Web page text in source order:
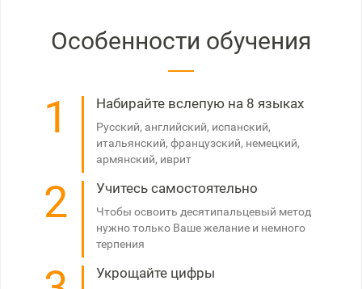
Особенности обучения
1 Набирайте вслепую на 8 языках
Русский, английский, испанский,
итальянский, французский, немецкий,
армянский, иврит
2 Учитесь самостоятельно
Чтобы освоить десятипальцевый метод
нужно только Ваше желание и немного
терпения
Укрощайте цифры